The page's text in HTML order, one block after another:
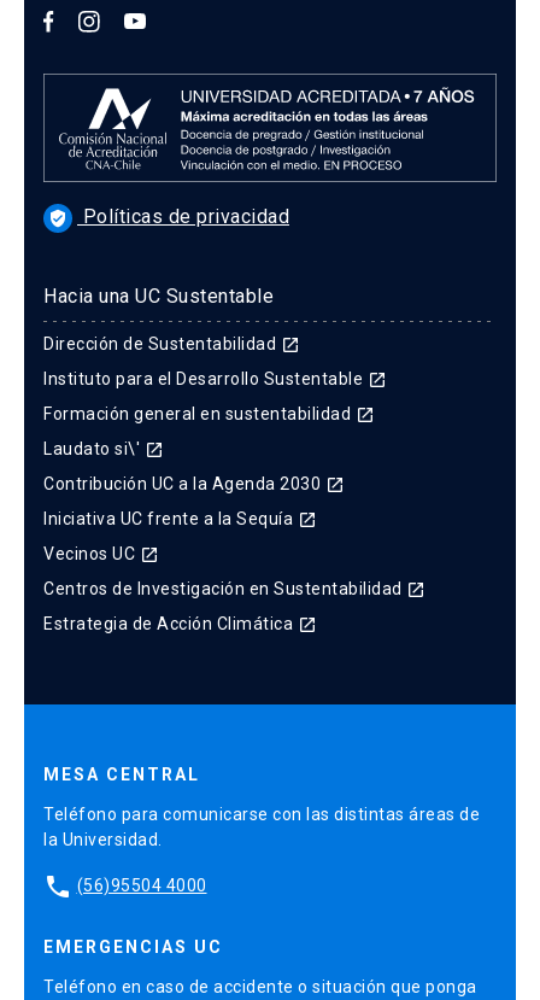
verified_user Políticas de privacidad
Hacia una UC Sustentable
Dirección de Sustentabilidad launch
Instituto para el Desarrollo Sustentable launch
Formación general en sustentabilidad launch
Laudato si\' launch
Contribución UC a la Agenda 2030 launch
Iniciativa UC frente a la Sequía launch
Vecinos UC launch
Centros de Investigación en Sustentabilidad launch
Estrategia de Acción Climática launch
MESA CENTRAL
Teléfono para comunicarse con las distintas áreas de
la Universidad.
phone (56)95504 4000
EMERGENCIAS UC
Teléfono en caso de accidente o situación que ponga